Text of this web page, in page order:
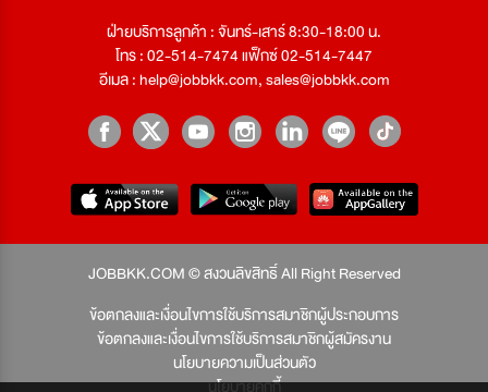
ฝ่ายบริการลูกค้า : จันทร์-เสาร์ 8:30-18:00 น.
โทร : 02-514-7474 แฟ็กซ์ 02-514-7447
อีเมล :help@jobbkk.com,sales@jobbkk.com
JOBBKK.COM © สงวนลิขสิทธิ์ All Right Reserved
ข้อตกลงและเงื่อนไขการใช้บริการสมาชิกผู้ประกอบการ
ข้อตกลงและเงื่อนไขการใช้บริการสมาชิกผู้สมัครงาน
นโยบายความเป็นส่วนตัว